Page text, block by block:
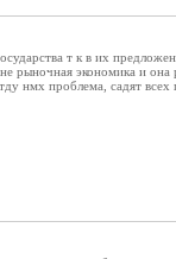
т к в их
рыночная экономика и
нмх проблема, садят